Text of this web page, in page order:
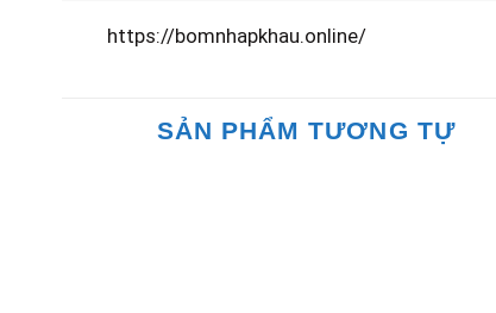
https://bomnhapkhau.online/
SẢN PHẨM TƯƠNG TỰ